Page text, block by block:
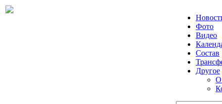
Фото
Видео
Состав
Другое
О